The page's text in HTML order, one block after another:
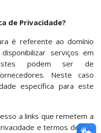
de Privacidade?
é referente ao domínio
serviços em
podem ser de
Neste caso
específica para este
a links que remetem a
e termos de uso